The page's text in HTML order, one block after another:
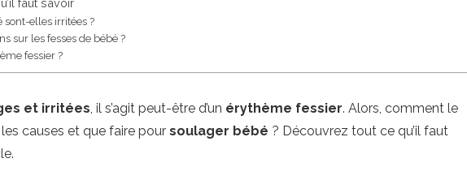
faut savoir
sont-elles irritées ?
sur les fesses de bébé ?
fessier ?
et irritées, il s’agit peut-être d’un érythème fessier. Alors, comment le
causes et que faire pour soulager bébé ? Découvrez tout ce qu’il faut